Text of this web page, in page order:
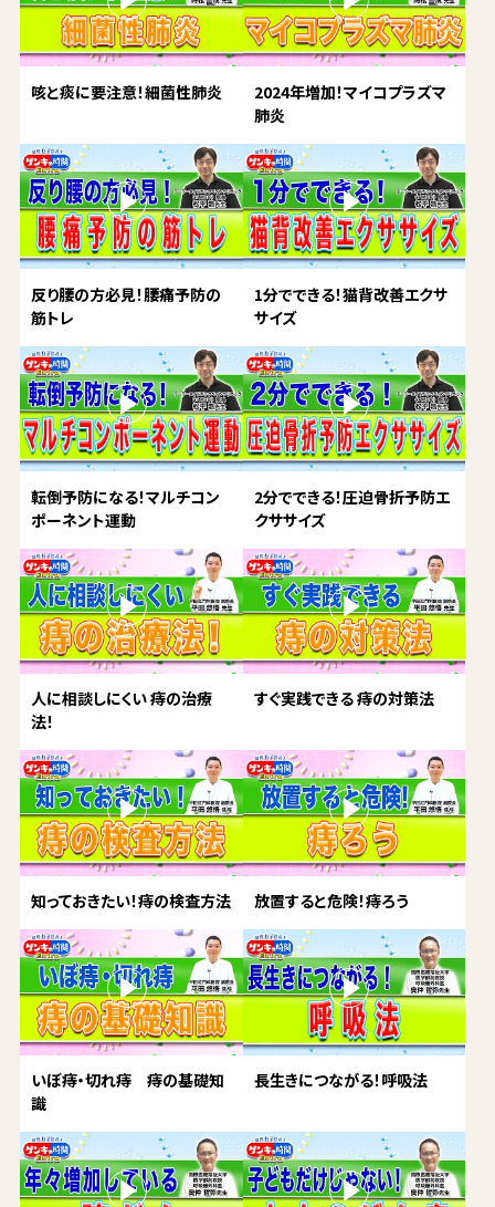
咳と痰に要注意！細菌性肺炎
2024年増加！マイコプラズマ
肺炎
反り腰の方必見！腰痛予防の
筋トレ
1分でできる！猫背改善エクサ
サイズ
転倒予防になる！マルチコン
ポーネント運動
2分でできる！圧迫骨折予防エ
クササイズ
人に相談しにくい 痔の治療
法！
すぐ実践できる 痔の対策法
知っておきたい！痔の検査方法 放置すると危険！痔ろう
いぼ痔・切れ痔 痔の基礎知
識
長生きにつながる！呼吸法